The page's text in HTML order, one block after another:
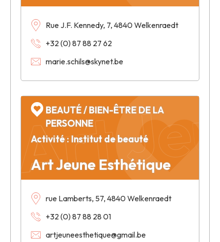
Rue J.F. Kennedy, 7, 4840 Welkenraedt
+32 (0) 87 88 27 62
marie.schils@skynet.be
Art
Art Jeune Esthétique
BEAUTÉ / BIEN-ÊTRE DE LA
PERSONNE
Activité : Institut de beauté
rue Lamberts, 57, 4840 Welkenraedt
+32 (0) 87 88 28 01
artjeuneesthetique@gmail.be